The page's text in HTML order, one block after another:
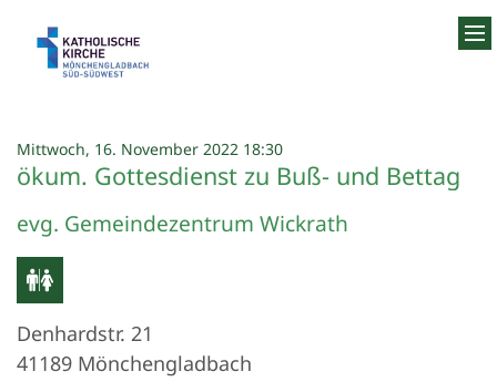
Mittwoch, 16. November 2022 18:30:
ökum. Gottesdienst zu Buß- und Bettag
evg. Gemeindezentrum Wickrath
Denhardstr. 21
41189 Mönchengladbach